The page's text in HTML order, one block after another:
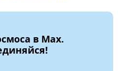
в Max.